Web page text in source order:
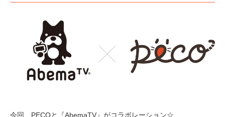
今回、PECOと『AbemaTV』がコラボレーション☆